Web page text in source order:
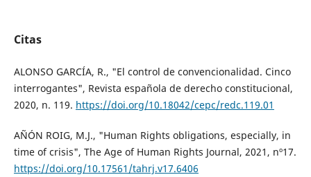
Citas
ALONSO GARCÍA, R., "El control de convencionalidad. Cinco
interrogantes", Revista española de derecho constitucional,
2020, n. 119. https://doi.org/10.18042/cepc/redc.119.01
AÑÓN ROIG, M.J., "Human Rights obligations, especially, in
time of crisis", The Age of Human Rights Journal, 2021, nº17.
https://doi.org/10.17561/tahrj.v17.6406